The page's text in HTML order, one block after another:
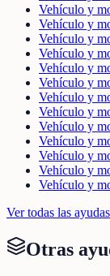
Vehículo y
Vehículo y
Vehículo y
Vehículo y
Vehículo y
Vehículo y
Vehículo y
Vehículo y
Vehículo y
Vehículo y
Vehículo y
Vehículo y
Vehículo y
Ver todas las
Otras